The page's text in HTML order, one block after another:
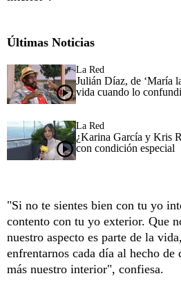
Últimas Noticias
La Red
Julián Díaz, de ‘María
vida cuando lo
La Red
¿Karina García y Kris
con condición especial
"Si no te sientes bien con tu yo
contento con tu yo exterior. Que
nuestro aspecto es parte de la
enfrentarnos cada día al hecho de
más nuestro interior", confiesa.